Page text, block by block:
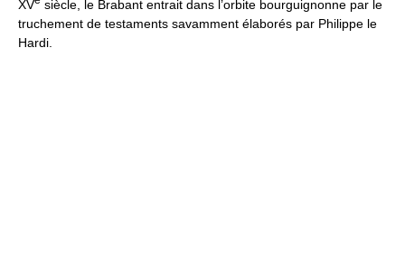
XV
siècle, le Brabant entrait dans l’orbite bourguignonne par le
truchement de testaments savamment élaborés par Philippe le
Hardi.